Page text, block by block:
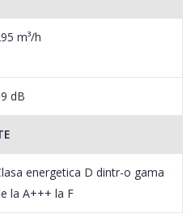
m³/h
dB
energetica D dintr-o gama
la A+++ la F